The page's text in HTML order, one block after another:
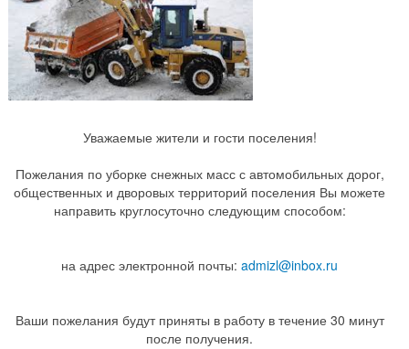
Уважаемые жители и гости поселения!
Пожелания по уборке снежных масс с автомобильных дорог,
общественных и дворовых территорий поселения Вы можете
направить круглосуточно следующим способом:
на адрес электронной почты: admizl@inbox.ru
Ваши пожелания будут приняты в работу в течение 30 минут
после получения.